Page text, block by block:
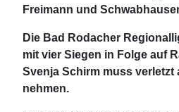
Freimann und
Die Bad Rodacher
mit vier Siegen in Folge auf
Svenja Schirm muss verletzt
nehmen.